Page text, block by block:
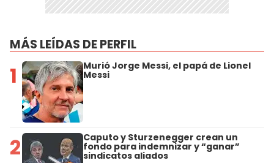
MÁS LEÍDAS DE PERFIL
1 Murió Jorge Messi, el papá de Lionel
Messi
2 Caputo y Sturzenegger crean un
fondo para indemnizar y “ganar”
sindicatos aliados